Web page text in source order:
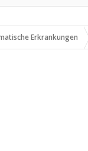
Erkrankungen